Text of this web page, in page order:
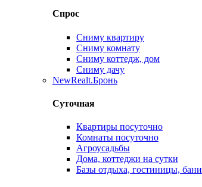
Спрос
Сниму квартиру
Сниму комнату
Сниму коттедж, дом
Сниму дачу
NewRealt.Бронь
Суточная
Квартиры посуточно
Комнаты посуточно
Агроусадьбы
Дома, коттеджи на сутки
Базы отдыха, гостиницы, бани